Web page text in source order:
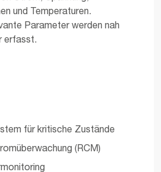
und Temperaturen.
Parameter werden nah
erfasst.
für kritische Zustände
(RCM)